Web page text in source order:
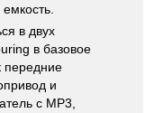
в двух
в базовое
передние
и
с MP3,